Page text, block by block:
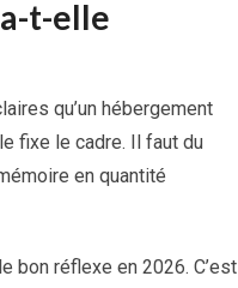
t-elle
qu’un hébergement
fixe le cadre. Il faut du
en quantité
bon réflexe en 2026. C’est